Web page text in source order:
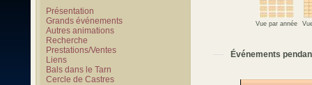
Présentation
Grands événements
Autres animations
Recherche
Prestations/Ventes
Liens
Bals dans le Tarn
Cercle de Castres
Vue par année
Événements